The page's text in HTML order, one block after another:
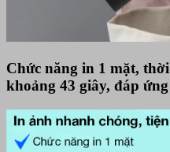
Chức năng in 1 mặt,
khoảng 43 giây, đáp